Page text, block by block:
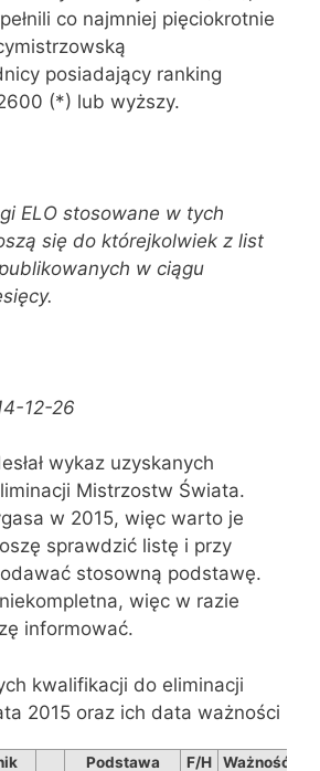
co najmniej pięciokrotnie
posiadający ranking
(*) lub wyższy.
ELO stosowane w tych
się do którejkolwiek z list
w ciągu
12-26
wykaz uzyskanych
Mistrzostw Świata.
w 2015, więc warto je
sprawdzić listę i przy
stosowną podstawę.
więc w razie
informować.
kwalifikacji do eliminacji
2015 oraz ich data ważności
Podstawa F/H Ważność